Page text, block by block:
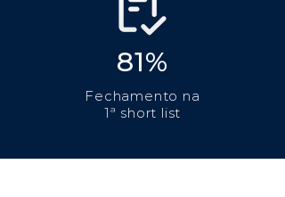
81%
Fechamento na
1ª short list